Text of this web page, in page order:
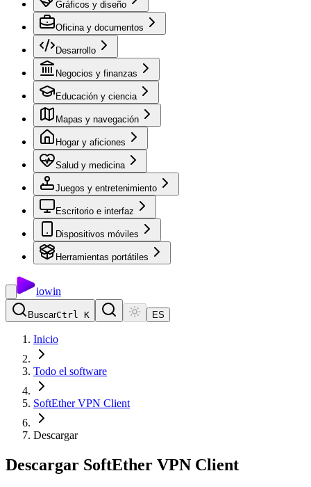
Gráficos y diseño
Oficina y documentos
Desarrollo
Negocios y finanzas
Educación y ciencia
Mapas y navegación
Hogar y aficiones
Salud y medicina
Juegos y entretenimiento
Escritorio e interfaz
Dispositivos móviles
Herramientas portátiles
iowin
BuscarCtrl K ES
Inicio
Todo el software
SoftEther VPN Client
Descargar
Descargar SoftEther VPN Client